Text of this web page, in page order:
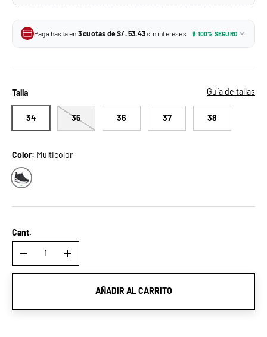
En tu primera compra · Sin monto mínimo
Tu precio con el cupón:
Paga hasta en 3 cuotas de S/. 53.43sin intereses 🔒 100% SEGURO
Talla Guía de tallas
34 35 36 37 38
Color: Multicolor
Multicolor
Cant.
- +
AÑADIR AL CARRITO